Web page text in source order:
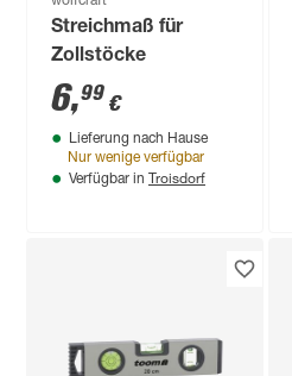
Streichmaß für
Zollstöcke
6,99 €
Lieferung nach Hause
Nur wenige verfügbar
Verfügbar in Troisdorf